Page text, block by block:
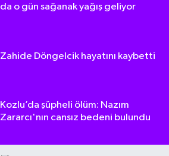
da o gün sağanak yağış geliyor
Zahide Döngelcik hayatını kaybetti
Kozlu’da şüpheli ölüm: Nazım
Zararcı'nın cansız bedeni bulundu